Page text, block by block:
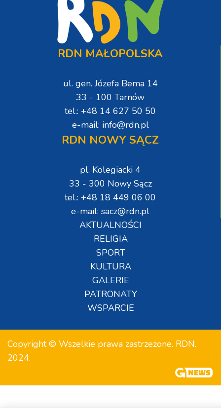
RDN MAŁOPOLSKA
ul. gen. Józefa Bema 14
33 - 100 Tarnów
tel.: +48 14 627 50 50
e-mail: info@rdn.pl
RDN NOWY SĄCZ
pl. Kolegiacki 4
33 - 300 Nowy Sącz
tel.: +48 18 449 06 00
e-mail: sacz@rdn.pl
AKTUALNOŚCI
RELIGIA
SPORT
KULTURA
GALERIE
PATRONATY
WSPARCIE
Copyright © Wszelkie prawa zastrzeżone. RDN.
2024.